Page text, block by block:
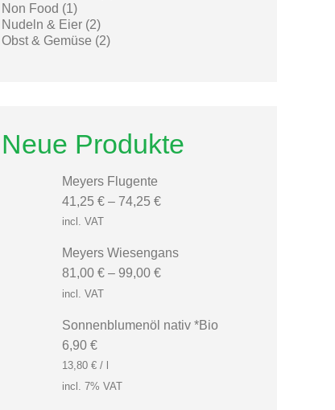
Non Food 11
product
Nudeln & Eier 22
products
Obst & Gemüse 22
Neue Produkte
Meyers Flugente
41,25€ – 74,25€
incl. VAT
Meyers Wiesengans
81,00€ – 99,00€
incl. VAT
Sonnenblumenöl nativ *Bio
6,90€
13,80€ /
incl. 7% VAT